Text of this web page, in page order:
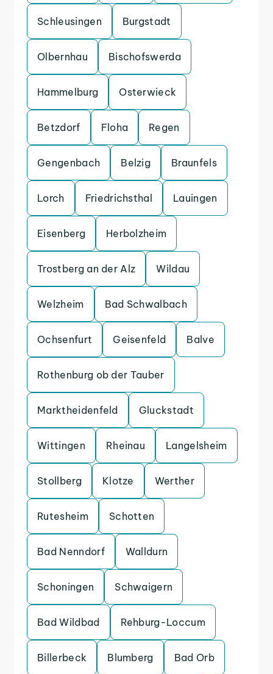
Schleusingen Burgstadt
Olbernhau Bischofswerda
Hammelburg Osterwieck
Betzdorf Floha Regen
Gengenbach Belzig Braunfels
Lorch Friedrichsthal Lauingen
Eisenberg Herbolzheim
Trostberg an der Alz Wildau
Welzheim Bad Schwalbach
Ochsenfurt Geisenfeld Balve
Rothenburg ob der Tauber
Marktheidenfeld Gluckstadt
Wittingen Rheinau Langelsheim
Stollberg Klotze Werther
Rutesheim Schotten
Bad Nenndorf Walldurn
Schoningen Schwaigern
Bad Wildbad Rehburg-Loccum
Billerbeck Blumberg Bad Orb